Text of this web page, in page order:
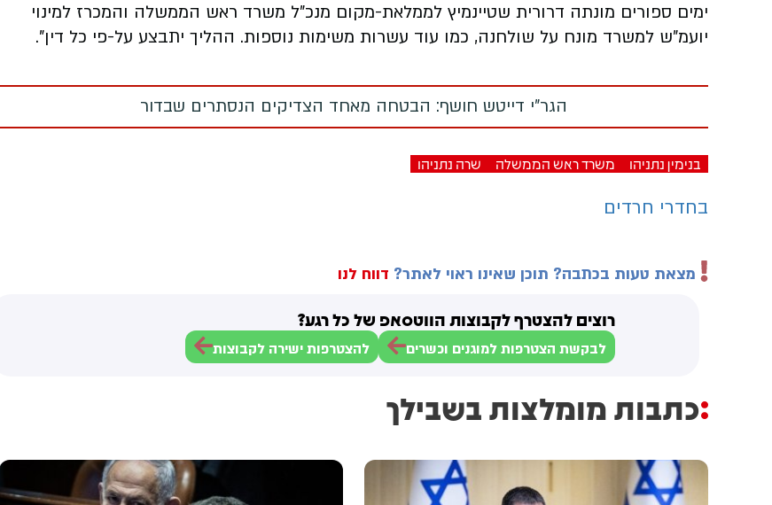
ימים ספורים מונתה דרורית שטיינמיץ לממלאת-מקום מנכ"ל משרד ראש הממשלה והמכרז למינוי
יועמ"ש למשרד מונח על שולחנה, כמו עוד עשרות משימות נוספות. ההליך יתבצע על-פי כל דין".
הגר"י דייטש חושף: הבטחה מאחד הצדיקים הנסתרים שבדור
בנימין נתניהו משרד ראש הממשלה שרה נתניהו
בחדרי חרדים
מצאת טעות בכתבה? תוכן שאינו ראוי לאתר? דווח לנו
רוצים להצטרף לקבוצות הווטסאפ של כל רגע?
לבקשת הצטרפות למוגנים וכשרים להצטרפות ישירה לקבוצות
כתבות מומלצות בשבילך